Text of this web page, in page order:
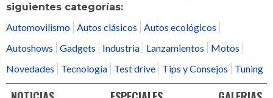
siguientes categorías:
Automovilismo Autos clásicos
Autos ecológicos
Autoshows
Gadgets Industria Lanzamientos
Motos
Novedades
Tecnología Test drive Tips y Consejos Tuning